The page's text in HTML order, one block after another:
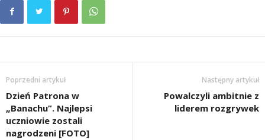
Poprzedni artykuł
Dzień Patrona w
„Banachu”. Najlepsi
uczniowie zostali
nagrodzeni [FOTO]
Następny artykuł
Powalczyli ambitnie z
liderem rozgrywek